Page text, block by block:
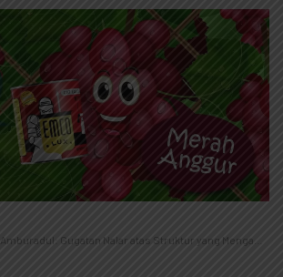
Amburadul: Gugatan Nalar atas Struktur yang Mengasuh Kerusakan